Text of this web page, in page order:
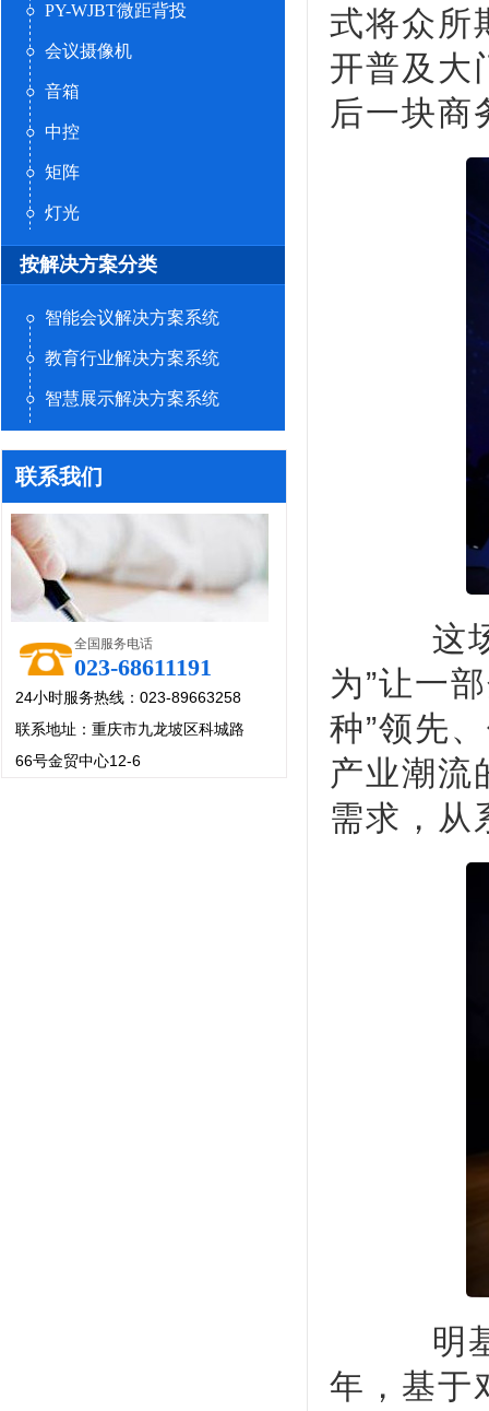
式将众所
开普及大
后一块商
这场
为”让一
种”领先
产业潮流
需求，从
明基
年，基于
PY-WJBT微距背投
会议摄像机
音箱
中控
矩阵
灯光
按解决方案分类
智能会议解决方案系统
教育行业解决方案系统
智慧展示解决方案系统
联系我们
全国服务电话
023-68611191
24小时服务热线：023-89663258
联系地址：重庆市九龙坡区科城路
66号金贸中心12-6